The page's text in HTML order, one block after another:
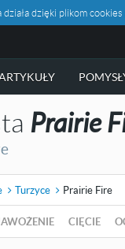
działa dzięki plikom
Prairie
Turzyce Prairie Fire
CIĘCIE